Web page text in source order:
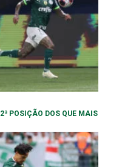
POSIÇÃO DOS QUE MAIS